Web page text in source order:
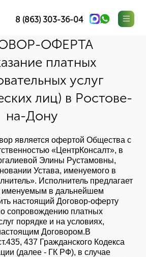
8 (863) 303-36-04
ОФЕРТА
платных
услуг
лиц) в Ростове-
на-Дону
является офертой Общества с
«ЦентрКонсалт», в
Элины Рустамовны,
Устава, именуемого в
Исполнитель предлагает
именуемым в дальнейшем
настоящий Договор-оферту
сопровождению платных
порядке и на условиях,
Договором.В
437 Гражданского Кодекса
(далее - ГК РФ), в случае